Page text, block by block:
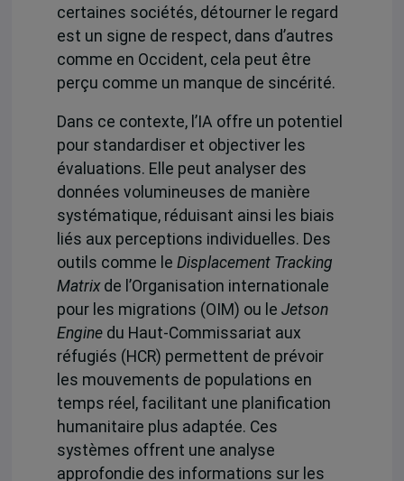
certaines sociétés, détourner le regard
est un signe de respect, dans d’autres
comme en Occident, cela peut être
perçu comme un manque de sincérité.
Dans ce contexte, l’IA offre un potentiel
pour standardiser et objectiver les
évaluations. Elle peut analyser des
données volumineuses de manière
systématique, réduisant ainsi les biais
liés aux perceptions individuelles. Des
outils comme le Displacement Tracking
Matrix de l’Organisation internationale
pour les migrations (OIM) ou le Jetson
Enginedu Haut-Commissariat aux
réfugiés (HCR) permettent de prévoir
les mouvements de populations en
temps réel, facilitant une planification
humanitaire plus adaptée. Ces
systèmes offrent une analyse
approfondie des informations sur les